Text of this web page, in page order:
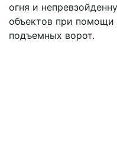
огня и
объектов при
подъемных ворот.